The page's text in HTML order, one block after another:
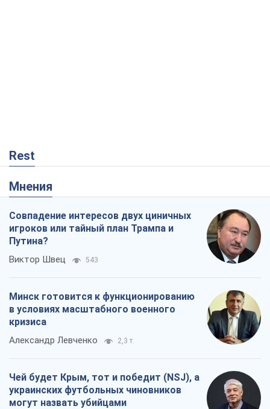
Rest
Мнения
Совпадение интересов двух циничных
игроков или тайный план Трампа и
Путина?
Виктор Швец 543
Минск готовится к функционированию
в условиях масштабного военного
кризиса
Александр Левченко 2,3 т.
Чей будет Крым, тот и победит (NSJ), а
украинских футбольных чиновников
могут назвать убийцами